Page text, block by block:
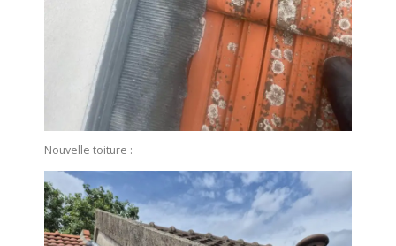
Nouvelle toiture :